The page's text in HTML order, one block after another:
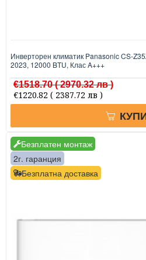
Инверторен климатик Panasonic CS-
2023, 12000 BTU, Клас A+++
€1518.70( 2970.32 лв )
€1220.82 ( 2387.72 лв )
Безплатен монтаж
Безплатна доставка
2г. гаранция